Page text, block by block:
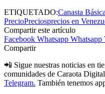
ETIQUETADO:Canasta Básica
PrecioPreciosprecios en
Compartir este artículo
Facebook Whatsapp Whatsapp
Compartir
📲 Sigue nuestras noticias en
comunidades de Caraota
Telegram. También tenemos